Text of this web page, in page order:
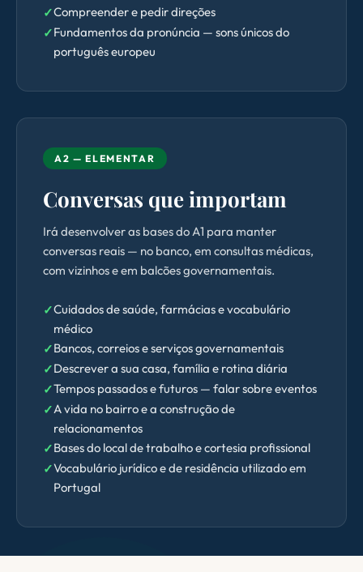
Compreender e pedir direções
Fundamentos da pronúncia — sons únicos do
português europeu
A2 — ELEMENTAR
Conversas que importam
Irá desenvolver as bases do A1 para manter
conversas reais — no banco, em consultas médicas,
com vizinhos e em balcões governamentais.
Cuidados de saúde, farmácias e vocabulário
médico
Bancos, correios e serviços governamentais
Descrever a sua casa, família e rotina diária
Tempos passados e futuros — falar sobre eventos
A vida no bairro e a construção de
relacionamentos
Bases do local de trabalho e cortesia profissional
Vocabulário jurídico e de residência utilizado em
Portugal